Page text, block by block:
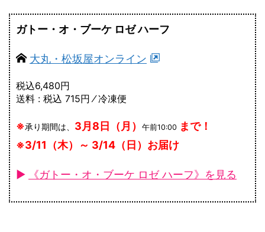
ガトー・オ・ブーケ ロゼ ハーフ
大丸・松坂屋オンライン
税込6,480円
送料 : 税込 715円 ⁄ 冷凍便
※承り期間は、 3月8日（月） 午前10:00 まで！
※3/11（木）～ 3/14（日）お届け
► 《ガトー・オ・ブーケ ロゼ ハーフ》を見る